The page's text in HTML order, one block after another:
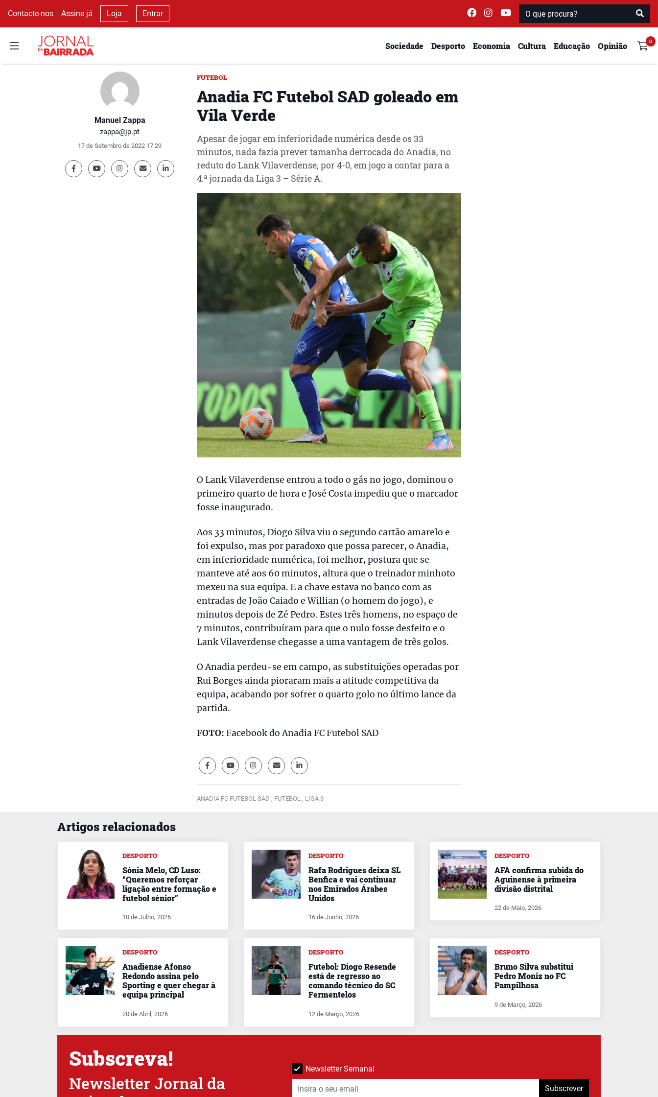
Contacte-nos Assine já Loja Entrar
Sociedade Desporto Economia Cultura Educação Opinião
Manuel Zappa
zappa@jp.pt
17 de Setembro de 2022 17:29
FUTEBOL
Anadia FC Futebol SAD goleado em
Vila Verde
Apesar de jogar em inferioridade numérica desde os 33
minutos, nada fazia prever tamanha derrocada do Anadia, no
reduto do Lank Vilaverdense, por 4-0, em jogo a contar para a
4.ª jornada da Liga 3 – Série A.
O Lank Vilaverdense entrou a todo o gás no jogo, dominou o
primeiro quarto de hora e José Costa impediu que o marcador
fosse inaugurado.
Aos 33 minutos, Diogo Silva viu o segundo cartão amarelo e
foi expulso, mas por paradoxo que possa parecer, o Anadia,
em inferioridade numérica, foi melhor, postura que se
manteve até aos 60 minutos, altura que o treinador minhoto
mexeu na sua equipa. E a chave estava no banco com as
entradas de João Caiado e Willian (o homem do jogo), e
minutos depois de Zé Pedro. Estes três homens, no espaço de
7 minutos, contribuíram para que o nulo fosse desfeito e o
Lank Vilaverdense chegasse a uma vantagem de três golos.
O Anadia perdeu-se em campo, as substituições operadas por
Rui Borges ainda pioraram mais a atitude competitiva da
equipa, acabando por sofrer o quarto golo no último lance da
partida.
FOTO: Facebook do Anadia FC Futebol SAD
ANADIA FC FUTEBOL SAD , FUTEBOL , LIGA 3
Artigos relacionados
DESPORTO
Sónia Melo, CD Luso:
“Queremos reforçar
ligação entre formação e
futebol sénior”
10 de Julho, 2026
DESPORTO
Rafa Rodrigues deixa SL
Benfica e vai continuar
nos Emirados Árabes
Unidos
16 de Junho, 2026
DESPORTO
AFA confirma subida do
Aguinense à primeira
divisão distrital
22 de Maio, 2026
DESPORTO
Anadiense Afonso
Redondo assina pelo
Sporting e quer chegar à
equipa principal
20 de Abril, 2026
DESPORTO
Futebol: Diogo Resende
está de regresso ao
comando técnico do SC
Fermentelos
12 de Março, 2026
DESPORTO
Bruno Silva substitui
Pedro Moniz no FC
Pampilhosa
9 de Março, 2026
Subscreva!
Newsletter Jornal da
Newsletter Semanal
Subscrever